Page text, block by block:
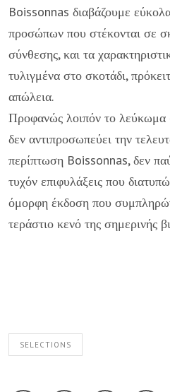
Boissonnas διαβάζουμε
προσώπων που στέκονται σε
σύνθεσης, και τα
τυλιγμένα στο σκοτάδι,
απώλεια.
Προφανώς λοιπόν το λεύκωμα
δεν αντιπροσωπεύει την
περίπτωση Boissonnas, δεν
τυχόν επιφυλάξεις που
όμορφη έκδοση που
τεράστιο κενό της σημερινής
SELECTIONS